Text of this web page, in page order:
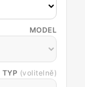
MODEL
TYP (volitelně)